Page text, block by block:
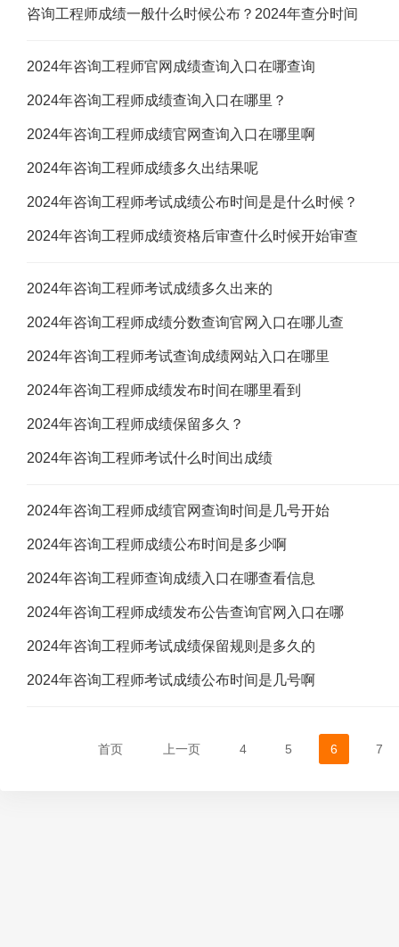
咨询工程师成绩一般什么时候公布？2024年查分时间
2024年咨询工程师官网成绩查询入口在哪查询
2024年咨询工程师成绩查询入口在哪里？
2024年咨询工程师成绩官网查询入口在哪里啊
2024年咨询工程师成绩多久出结果呢
2024年咨询工程师考试成绩公布时间是是什么时候？
2024年咨询工程师成绩资格后审查什么时候开始审查
2024年咨询工程师考试成绩多久出来的
2024年咨询工程师成绩分数查询官网入口在哪儿查
2024年咨询工程师考试查询成绩网站入口在哪里
2024年咨询工程师成绩发布时间在哪里看到
2024年咨询工程师成绩保留多久？
2024年咨询工程师考试什么时间出成绩
2024年咨询工程师成绩官网查询时间是几号开始
2024年咨询工程师成绩公布时间是多少啊
2024年咨询工程师查询成绩入口在哪查看信息
2024年咨询工程师成绩发布公告查询官网入口在哪
2024年咨询工程师考试成绩保留规则是多久的
2024年咨询工程师考试成绩公布时间是几号啊
首页 上一页 4 5 6 7